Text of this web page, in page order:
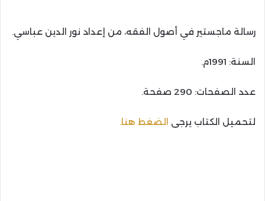
رسالة ماجستير في أصول الفقه، من إعداد نور الدين عباسي.
السنة: 1991م.
عدد الصفحات: 290 صفحة.
لتحميل الكتاب يرجى الضغط هنا.